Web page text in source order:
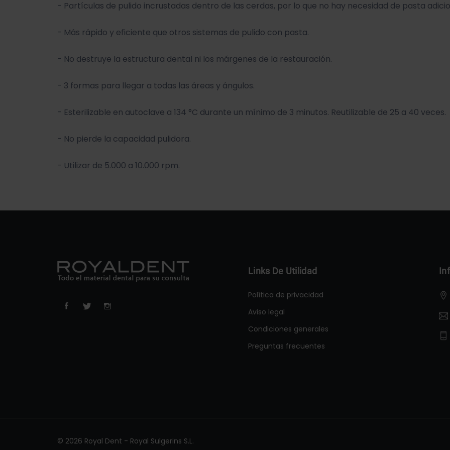
- Partículas de pulido incrustadas dentro de las cerdas, por lo que no hay necesidad de pasta
- Más rápido y eficiente que otros sistemas de pulido con pasta.
- No destruye la estructura dental ni los márgenes de la restauración.
- 3 formas para llegar a todas las áreas y ángulos.
- Esterilizable en autoclave a 134 °C durante un mínimo de 3 minutos. Reutilizable de 25 a 40 veces.
- No pierde la capacidad pulidora.
- Utilizar de 5.000 a 10.000 rpm.
Links De Utilidad
Política de privacidad
Aviso legal
Condiciones generales
Preguntas frecuentes
© 2026 Royal Dent - Royal Sulgerins S.L.